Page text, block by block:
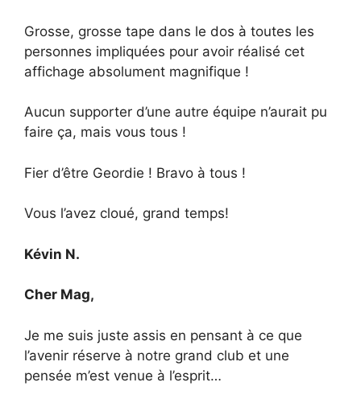
Grosse, grosse tape dans le dos à toutes les
personnes impliquées pour avoir réalisé cet
affichage absolument magnifique !
Aucun supporter d’une autre équipe n’aurait pu
faire ça, mais vous tous !
Fier d’être Geordie ! Bravo à tous !
Vous l’avez cloué, grand temps!
Kévin N.
Cher Mag,
Je me suis juste assis en pensant à ce que
l’avenir réserve à notre grand club et une
pensée m’est venue à l’esprit…